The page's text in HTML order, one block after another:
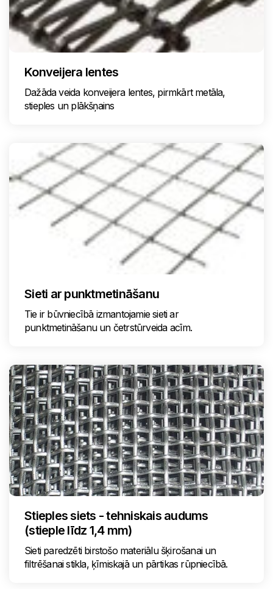
Konveijera lentes
Dažāda veida konveijera lentes, pirmkārt metāla,
stieples un plākšņains
Sieti ar punktmetināšanu
Tie ir būvniecībā izmantojamie sieti ar
punktmetināšanu un četrstūrveida acīm.
Stieples siets - tehniskais audums
(stieple līdz 1,4 mm)
Sieti paredzēti birstošo materiālu šķirošanai un
filtrēšanai stikla, ķīmiskajā un pārtikas rūpniecībā.